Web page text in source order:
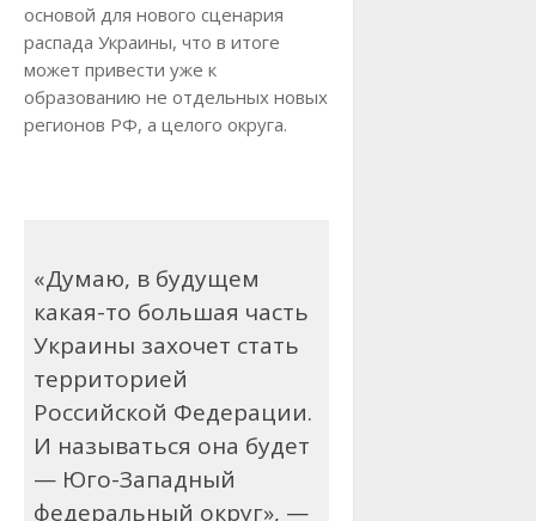
основой для нового сценария
распада Украины, что в итоге
может привести уже к
образованию не отдельных новых
регионов РФ, а целого округа.
«Думаю, в будущем
какая-то большая часть
Украины захочет стать
территорией
Российской Федерации.
И называться она будет
— Юго-Западный
федеральный округ», —